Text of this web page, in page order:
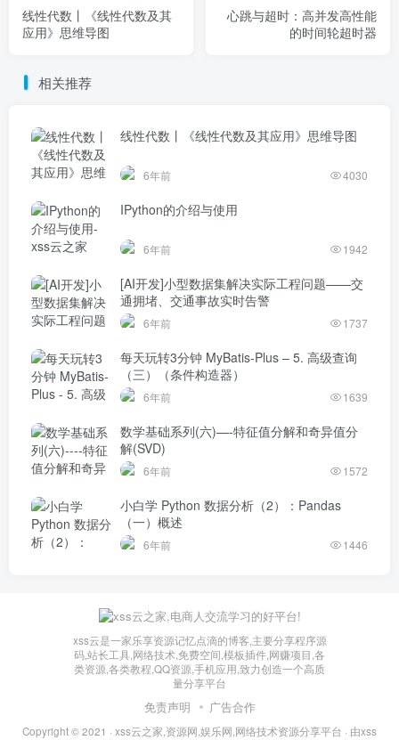
线性代数丨《线性代数及其
应用》思维导图
心跳与超时：高并发高性能
的时间轮超时器
相关推荐
线性代数丨《线性代数及其应用》思维导图
6年前 4030
IPython的介绍与使用
6年前 1942
[AI开发]小型数据集解决实际工程问题——交
通拥堵、交通事故实时告警
6年前 1737
每天玩转3分钟 MyBatis-Plus – 5. 高级查询
（三）（条件构造器）
6年前 1639
数学基础系列(六)—-特征值分解和奇异值分
解(SVD)
6年前 1572
小白学 Python 数据分析（2）：Pandas
（一）概述
6年前 1446
xss云是一家乐享资源记忆点滴的博客,主要分享程序源
码,站长工具,网络技术,免费空间,模板插件,网赚项目,各
类资源,各类教程,QQ资源,手机应用,致力创造一个高质
量分享平台
免责声明 广告合作
Copyright © 2021 · xss云之家,资源网,娱乐网,网络技术资源分享平台 · 由xss